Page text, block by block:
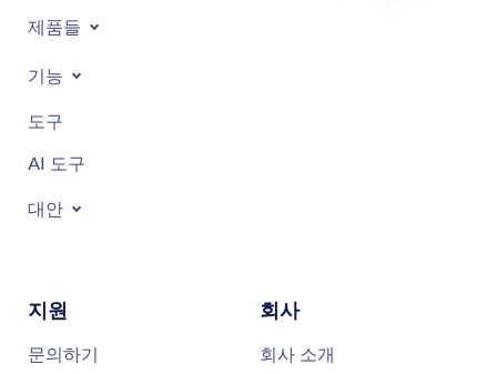
Jform 비즈니스 앱 빌더는 유연하며 거의 모든 목적에
맞는 앱을 구축할 수 있습니다.
제품들
기능
도구
AI 도구
대안
지원
문의하기
회사
회사 소개